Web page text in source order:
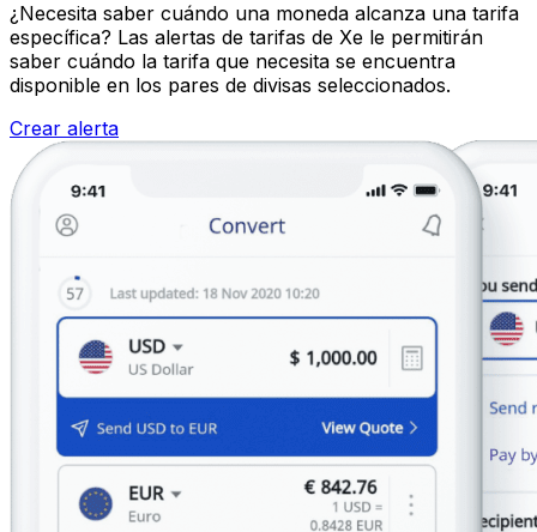
¿Necesita saber cuándo una moneda alcanza una tarifa
específica? Las alertas de tarifas de Xe le permitirán
saber cuándo la tarifa que necesita se encuentra
disponible en los pares de divisas seleccionados.
Crear alerta